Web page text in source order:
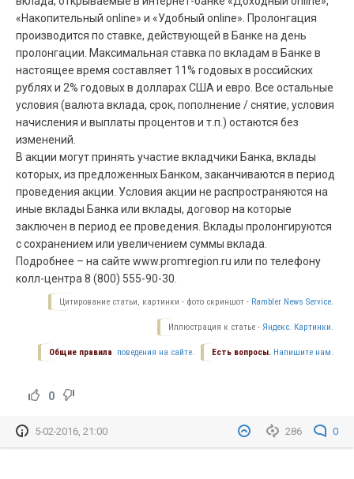
«Накопительный online» и «Удобный online». Пролонгация
производится по ставке, действующей в Банке на день
пролонгации. Максимальная ставка по вкладам в Банке в
настоящее время составляет 11% годовых в российских
рублях и 2% годовых в долларах США и евро. Все остальные
условия (валюта вклада, срок, пополнение / снятие, условия
начисления и выплаты процентов и т.п.) остаются без
изменений.
В акции могут принять участие вкладчики Банка, вклады
которых, из предложенных Банком, заканчиваются в период
проведения акции. Условия акции не распространяются на
иные вклады Банка или вклады, договор на которые
заключен в период ее проведения. Вклады пролонгируются
с сохранением или увеличением суммы вклада.
Подробнее – на сайте www.promregion.ru или по телефону
колл-центра 8 (800) 555-90-30.
Цитирование статьи, картинки - фото скриншот - Rambler News Service.
Иллюстрация к статье - Яндекс. Картинки.
Есть вопросы. Напишите нам.
Общие правила поведения на сайте.
0
286 0
5-02-2016, 21:00